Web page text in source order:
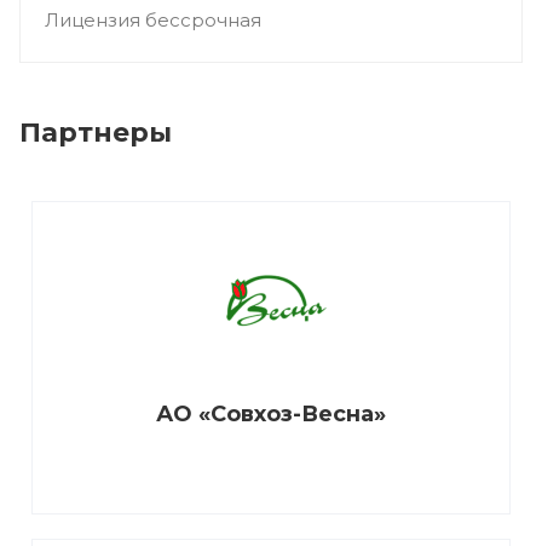
Лицензия бессрочная
Партнеры
АО «Совхоз-Весна»